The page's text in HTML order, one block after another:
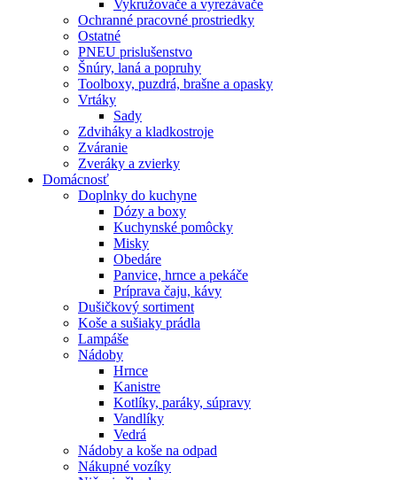
Vykružovače a vyrezávače
Ochranné pracovné prostriedky
Ostatné
PNEU prislušenstvo
Šnúry, laná a popruhy
Toolboxy, puzdrá, brašne a opasky
Vrtáky
Sady
Zdviháky a kladkostroje
Zváranie
Zveráky a zvierky
Domácnosť
Doplnky do kuchyne
Dózy a boxy
Kuchynské pomôcky
Misky
Obedáre
Panvice, hrnce a pekáče
Príprava čaju, kávy
Dušičkový sortiment
Koše a sušiaky prádla
Lampáše
Nádoby
Hrnce
Kanistre
Kotlíky, paráky, súpravy
Vandlíky
Vedrá
Nádoby a koše na odpad
Nákupné vozíky